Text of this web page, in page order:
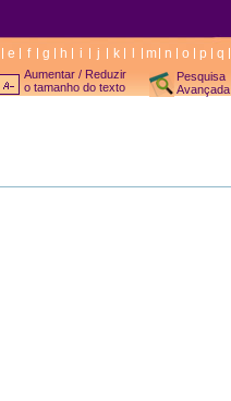
e f g h i j k m n o p q
Aumentar / Reduzir
o tamanho do texto
Pesquisa
Avançada